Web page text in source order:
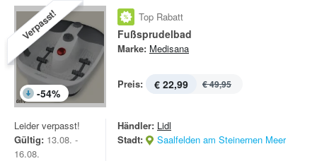
Verpasst!
-54%
Top Rabatt
Fußsprudelbad
Marke: Medisana
Preis: € 22,99 € 49,95
Leider verpasst!
Gültig: 13.08. -
16.08.
Händler: Lidl
Stadt:
Saalfelden am Steinernen Meer